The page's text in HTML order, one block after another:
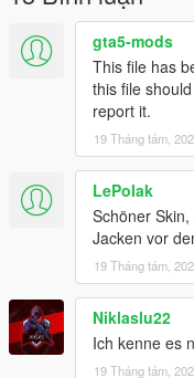
zoll-mehr
German Federal EUP
mods.com/player/
Installation OpenIV:
Jacket -->
mp_m_stunt_01
_male_apt01
Tshirt in --
gta5-mods
This file has
this file
report it.
19 Tháng tám,
LePolak
Schöner
Jacken vor
19 Tháng tám,
Niklaslu22
Ich kenne es
19 Tháng tám,